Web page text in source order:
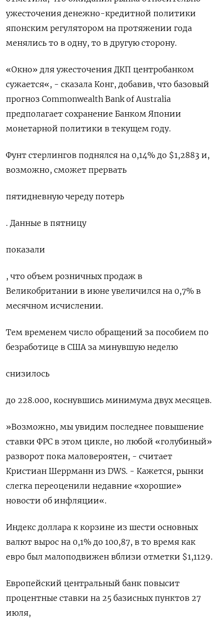
ужесточения денежно-кредитной политики
японским регулятором на протяжении года
менялись то в одну, то в другую сторону.
«Окно» для ужесточения ДКП центробанком
сужается«, - сказала Конг, добавив, что базовый
прогноз Commonwealth Bank of Australia
предполагает сохранение Банком Японии
монетарной политики в текущем году.
Фунт стерлингов поднялся на 0,14% до $1,2883​ и,
возможно, сможет прервать
пятидневную череду потерь
. Данные в пятницу
показали
, что объем розничных продаж в
Великобритании в июне увеличился на 0,7%​​​​​ в
месячном исчислении.
Тем временем число обращений за пособием по
безработице в США за минувшую неделю
снизилось
до 228.000, коснувшись минимума двух месяцев.
»Возможно, мы увидим последнее повышение
ставки ФРС в этом цикле, но любой «голубиный»
разворот пока маловероятен, - считает
Кристиан Шеррманн из DWS. - Кажется, рынки
слегка переоценили недавние «хорошие»
новости об инфляции«.
Индекс доллара к корзине из шести основных
валют вырос на 0,1% до 100,87​, в то время как
евро был малоподвижен вблизи отметки $1,1129​.
Европейский центральный банк повысит
процентные ставки на 25 базисных пунктов 27
июля,